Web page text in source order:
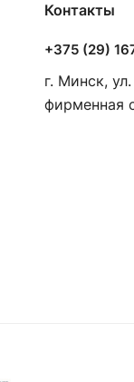
Контакты
+375 (29)
г. Минск,
фирменная